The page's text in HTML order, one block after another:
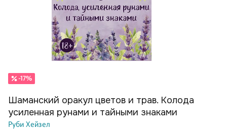
-17%
Шаманский оракул цветов и трав. Колода
усиленная рунами и тайными знаками
Руби Хейзел